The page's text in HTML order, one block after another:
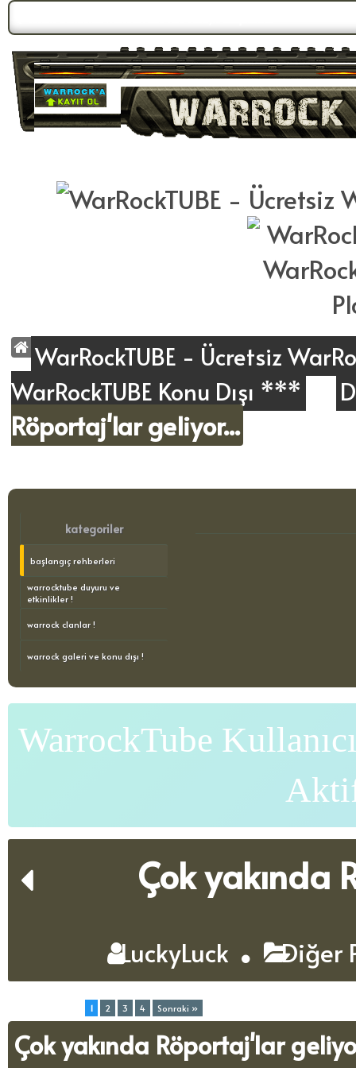
WarRockTUBE - Ücretsiz
WarRockTUBE Konu Dışı ***
Röportaj'lar geliyor...
kategoriler
başlangıç rehberleri
warrocktube duyuru ve
etkinlikler !
warrock clanlar !
warrock galeri ve konu dışı !
WarrockTube
Çok yakında
LuckyLuck Diğer
1 2 3 4 Sonraki »
Çok yakında Röportaj'lar